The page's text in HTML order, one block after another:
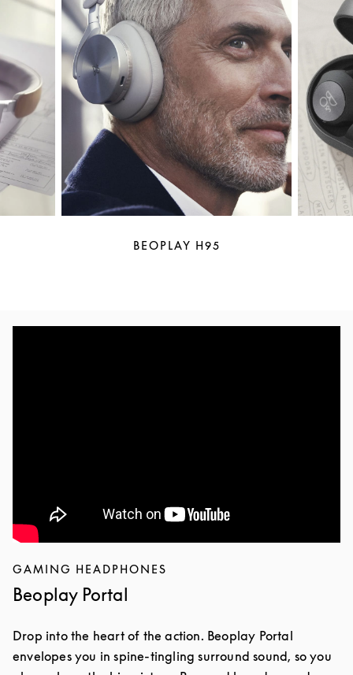
BEOPLAY H95
GAMING HEADPHONES
Beoplay Portal
Drop into the heart of the action. Beoplay Portal
envelopes you in spine-tingling surround sound, so you